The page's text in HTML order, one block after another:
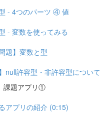
- 4つのパーツ ④ 値
- 変数を使ってみる
題】変数と型
null許容型・非許容型について
課題アプリ①
アプリの紹介 (0:15)